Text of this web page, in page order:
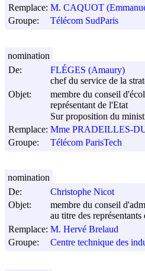
Remplace: M. CAQUOT
Groupe:
Télécom SudParis
De:
FLÉGES (Amaury)
chef du service de la
Objet:
membre du conseil
représentant de l'Etat
Sur proposition du
Remplace: Mme PRADEILLES-
Groupe:
Télécom ParisTech
nomination
De:
Christophe Nicot
Objet:
membre du conseil
au titre des
Remplace: M. Hervé Brelaud
Groupe:
Centre technique des
nomination